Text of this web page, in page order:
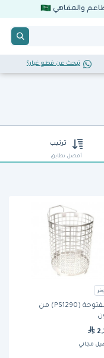
والمقاهي
تبحث عن قطع غيار؟
ترتيب
أفضل تطابق
سلة مفتوحة (PS1290) من
مجاني